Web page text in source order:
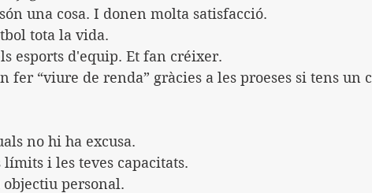
una cosa. I donen molta satisfacció.
tota la vida.
esports d'equip. Et fan créixer.
fer “viure de renda” gràcies a les proeses si tens un
no hi ha excusa.
límits i les teves capacitats.
personal.